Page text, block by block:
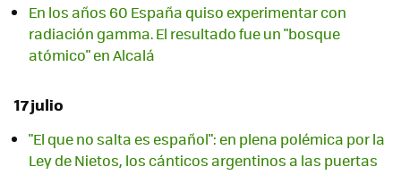
En los años 60 España quiso experimentar con
radiación gamma. El resultado fue un "bosque
atómico" en Alcalá
17 julio
"El que no salta es español": en plena polémica por la
Ley de Nietos, los cánticos argentinos a las puertas